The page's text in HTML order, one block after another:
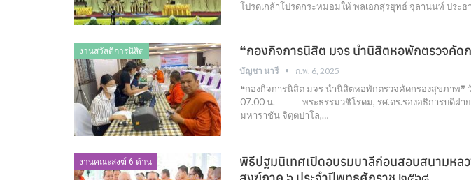
โปรดเกล้าโปรดกระหม่อมให้ พลเอกสุรยุทธ์ จุลานนท์ ประ
งานสวัสดิการนิสิต ❝กองกิจการนิสิต มจร นำนิสิตหอพักตรวจคัด
บัญชา นารี ก.พ. 6, 2025
❝กองกิจการนิสิต มจร นำนิสิตหอพักตรวจคัดกรองสุขภาพ❞
07.00 น. พระธรรมวชิโรดม, รศ.ดร.รองอธิการบดีฝ่าย
มหาราชัน จิตฺตปาโล,…
งานคณะสงฆ์ 6 ด้าน
พิธีปฐมนิเทศเปิดอบรมบาลีก่อนสอบสนามหล